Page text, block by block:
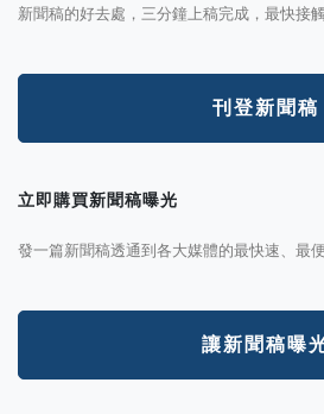
新聞稿的好去處，三分鐘上稿完成，最快接
刊登新聞稿
立即購買新聞稿曝光
發一篇新聞稿透通到各大媒體的最快速、最
讓新聞稿曝